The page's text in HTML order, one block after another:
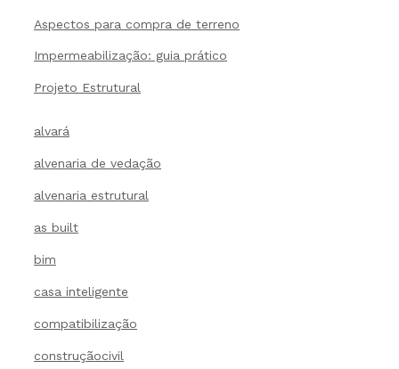
Aspectos para compra de terreno
Impermeabilização: guia prático
Projeto Estrutural
alvará
alvenaria de vedação
alvenaria estrutural
as built
bim
casa inteligente
compatibilização
construçãocivil